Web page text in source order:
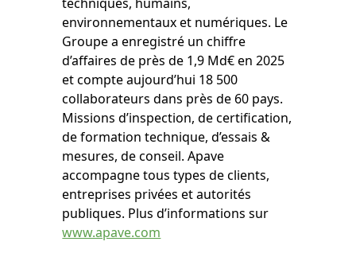
techniques, humains,
environnementaux et numériques. Le
Groupe a enregistré un chiffre
d’affaires de près de 1,9 Md€ en 2025
et compte aujourd’hui 18 500
collaborateurs dans près de 60 pays.
Missions d’inspection, de certification,
de formation technique, d’essais &
mesures, de conseil. Apave
accompagne tous types de clients,
entreprises privées et autorités
publiques. Plus d’informations sur
www.apave.com